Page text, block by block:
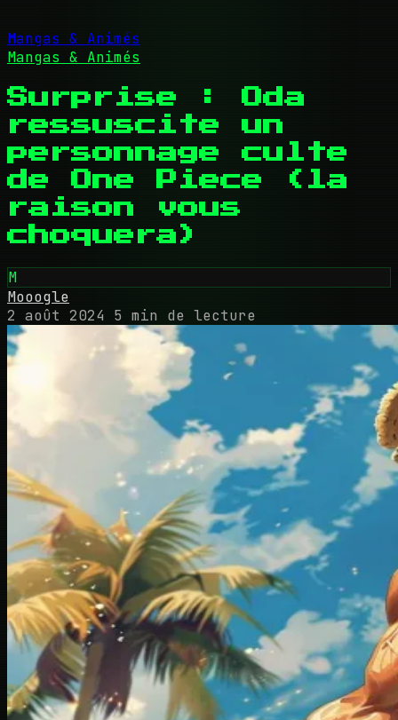
Mangas & Animés
Mangas & Animés
Surprise : Oda
ressuscite un
personnage culte
de One Piece (la
raison vous
choquera)
M
Mooogle
2 août 2024
5 min de lecture